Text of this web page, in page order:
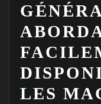
LES